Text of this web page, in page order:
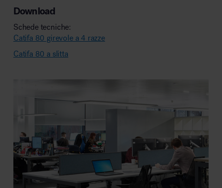
Download
Schede tecniche:
Catifa 80 girevole a 4 razze
Catifa 80 a slitta